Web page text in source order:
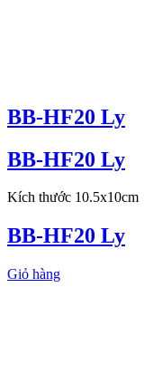
BB-HF20 Ly
BB-HF20 Ly
Kích thước 10.5x10cm
BB-HF20 Ly
Giỏ hàng